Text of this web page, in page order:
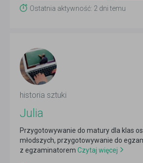
Ostatnia aktywność: 2 dni temu
historia sztuki
Julia
Przygotowywanie do matury dla klas
młodszych, przygotowywanie do
z egzaminatorem Czytaj więcej